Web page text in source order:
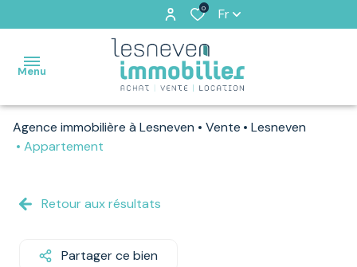
0 Fr
Menu
ACCUEIL
VENDUS
NOS
Agence immobilière à Lesneven Vente
Lesneven
Appartement
Retour aux résultats
Partager ce bien